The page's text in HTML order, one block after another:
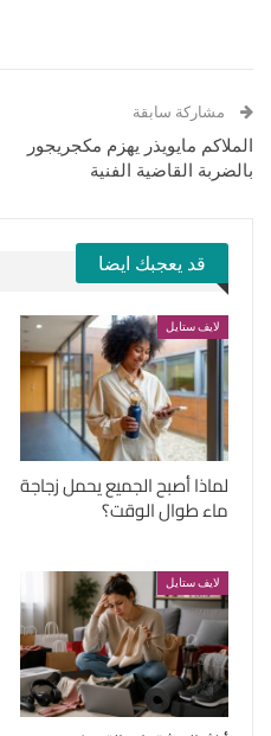
مشاركة سابقة
الملاكم مايويذر يهزم مكجريجور
بالضربة القاضية الفنية
قد يعجبك ايضا
لايف ستايل
لماذا أصبح الجميع يحمل زجاجة
ماء طوال الوقت؟
لايف ستايل